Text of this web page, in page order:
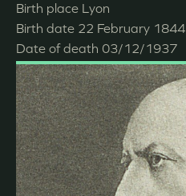
Birth place Lyon
Birth date 22 February 1844
Date of death 03/12/1937